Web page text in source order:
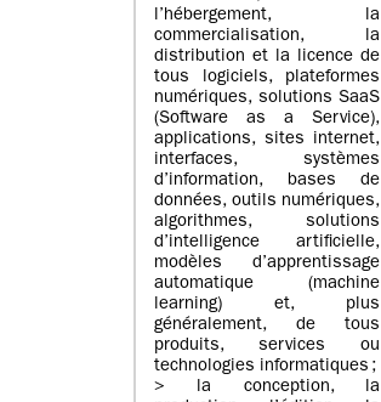
l’hébergement, la
commercialisation, la
distribution et la licence de
tous logiciels, plateformes
numériques, solutions SaaS
(Software as a Service),
applications, sites internet,
interfaces, systèmes
d’information, bases de
données, outils numériques,
algorithmes, solutions
d’intelligence artificielle,
modèles d’apprentissage
automatique (machine
learning) et, plus
généralement, de tous
produits, services ou
technologies informatiques ;
> la conception, la